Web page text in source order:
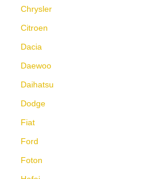
Chrysler
Citroen
Dacia
Daewoo
Daihatsu
Dodge
Fiat
Ford
Foton